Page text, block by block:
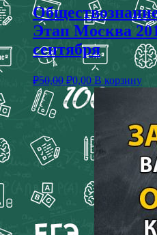
Этап Москва
сентября
₽50,00 ₽0,00 В корзину